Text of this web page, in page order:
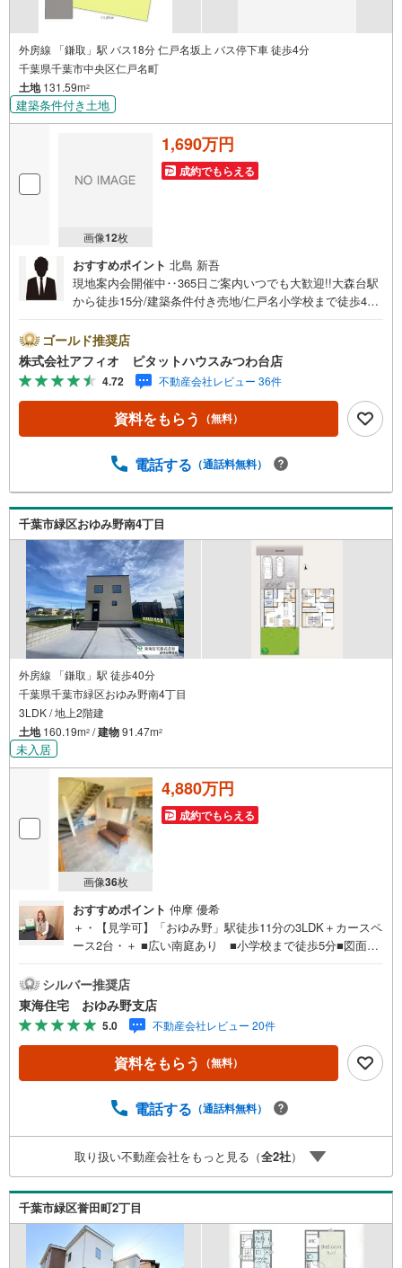
外房線 「鎌取」駅 バス18分 仁戸名坂上 バス停下車 徒歩4分
千葉県千葉市中央区仁戸名町
土地131.59m2
建築条件付き土地
画像12枚
1,690万円
成約でもらえる
おすすめポイント 北島 新吾
現地案内会開催中‥365日ご案内いつでも大歓迎!!大森台駅
から徒歩15分/建築条件付き売地/仁戸名小学校まで徒歩4
ニ・スーパー・ドラックストアが揃う生活しやすい環境■敷
地面積39.8坪■間口11m■建ぺい率60％容積率200％■都市ガ
ス・上下水道ありお客様の笑顔のために。千葉県の不動産
のことなら株式会社アフィオにお任せください。お客様の
一生の宝物になるお家探しの、心強いパートナーになれる
よう全力でサポート致します。ご見学やご相談には迅速に
リニューアル‥・豊富な物件数で、ご希望のお家探しが
に対応。‥株式会社アフィオで今すぐ検索‥
ゴールド推奨店
株式会社アフィオ ピタットハウスみつわ台店
4.72 不動産会社レビュー 36件
資料をもらう （無料）
電話する （通話料無料）
千葉市緑区おゆみ野南4丁目
外房線 「鎌取」駅 徒歩40分
千葉県千葉市緑区おゆみ野南4丁目
3LDK / 地上2階建
土地160.19m2 /建物91.47m2
未入居
画像36枚
4,880万円
成約でもらえる
おすすめポイント 仲摩 優希
＋・【見学可】「おゆみ野」駅徒歩11分の3LDK＋カースペ
ース2台・＋ ■広い南庭あり ■小学校まで徒歩5分■図面で
辺環境】■おゆみ野南小学校 徒歩約5分■おゆみ野南中学
校 徒歩約17分■セブンイレブン千葉小金沢坂下店 徒歩
約12分■イオンタウンおゆみ野 徒歩約15分、車約4分【お
ゆみ野支店について】・当日のご予約も承ります。お気軽
にお電話下さい！・当店が目指すのは「元気で明るく笑顔
が絶えないお店」・気軽に聞いてみたい方からじっくり相
ートします！ おおよその所要時間や内容は、下記をご参
相談（30分～）・資金計画のご相談（30分～）
シルバー推奨店
東海住宅 おゆみ野支店
5.0 不動産会社レビュー 20件
資料をもらう （無料）
電話する （通話料無料）
取り扱い不動産会社をもっと見る（全2社）
千葉市緑区誉田町2丁目